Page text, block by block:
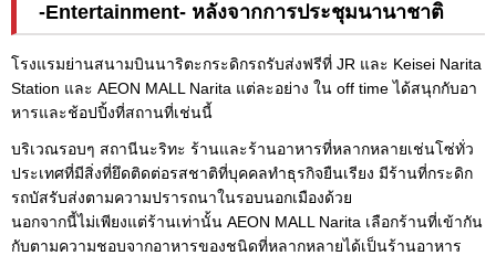
-Entertainment- หลังจากการประชุมนานาชาติ
โรงแรมย่านสนามบินนาริตะกระดิกรถรับส่งฟรีที่ JR และ Keisei Narita
Station และ AEON MALL Narita แต่ละอย่าง ใน off time ได้สนุกกับอา
หารและช้อปปิ้งที่สถานที่เช่นนี้
บริเวณรอบๆ สถานีนะริทะ ร้านและร้านอาหารที่หลากหลายเช่นโซ่ทั่ว
ประเทศที่มีสิ่งที่ยึดติดต่อรสชาติที่บุคคลทำธุรกิจยืนเรียง มีร้านที่กระดิก
รถบัสรับส่งตามความปรารถนาในรอบนอกเมืองด้วย
นอกจากนี้ไม่เพียงแต่ร้านเท่านั้น AEON MALL Narita เลือกร้านที่เข้ากัน
กับตามความชอบจากอาหารของชนิดที่หลากหลายได้เป็นร้านอาหาร